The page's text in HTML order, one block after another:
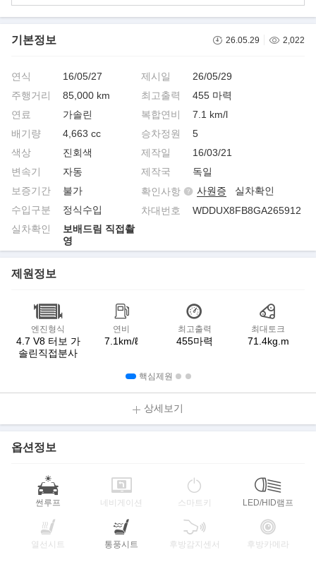
기본정보 26.05.29 2,022
연식
16/05/27
주행거리
85,000 km
연료
가솔린
배기량
4,663 cc
색상
진회색
변속기
자동
보증기간
불가
수입구분
정식수입
실차확인
보배드림 직접촬
영
제시일
26/05/29
최고출력
455 마력
복합연비
7.1 km/l
승차정원
5
제작일
16/03/21
제작국
독일
확인사항
사원증
실차확인
차대번호
WDDUX8FB8GA265912
제원정보
엔진형식
4.7 V8 터보 가
솔린직접분사
연비
7.1km/ℓ
최고출력
455마력
최대토크
71.4kg.m
핵심제원
상세보기
옵션정보
썬루프 네비게이션 스마트키 LED/HID램프
열선시트 통풍시트 후방감지센서 후방카메라